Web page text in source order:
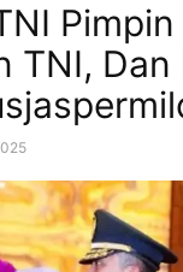
TNI, Dan